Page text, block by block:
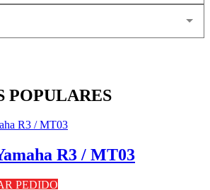
POPULARES
R3 / MT03
PEDIDO